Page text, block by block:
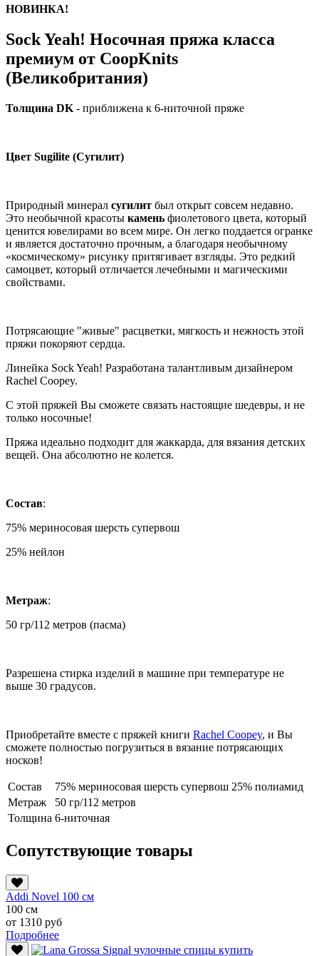
НОВИНКА!
Sock Yeah! Носочная пряжа класса
премиум от CoopKnits
(Великобритания)
Толщина DK - приближена к 6-ниточной пряже
Цвет Sugilite (Сугилит)
Природный минерал сугилит был открыт совсем недавно.
Это необычной красоты камень фиолетового цвета, который
ценится ювелирами во всем мире. Он легко поддается огранке
и является достаточно прочным, а благодаря необычному
«космическому» рисунку притягивает взгляды. Это редкий
самоцвет, который отличается лечебными и магическими
свойствами.
Потрясающие "живые" расцветки, мягкость и нежность этой
пряжи покоряют сердца.
Линейка Sock Yeah! Разработана талантливым дизайнером
Rachel Coopey.
С этой пряжей Вы сможете связать настоящие шедевры, и не
только носочные!
Пряжа идеально подходит для жаккарда, для вязания детских
вещей. Она абсолютно не колется.
Состав:
75% мериносовая шерсть супервош
25% нейлон
Метраж:
50 гр/112 метров (пасма)
Разрешена стирка изделий в машине при температуре не
выше 30 градусов.
Приобретайте вместе с пряжей книги Rachel Coopey, и Вы
сможете полностью погрузиться в вязание потрясающих
носков!
Состав
75% мериносовая шерсть супервош 25% полиамид
Метраж
50 гр/112 метров
Толщина 6-ниточная
Сопутствующие товары
Addi Novel 100 см
100 см
от 1310 руб
Подробнее